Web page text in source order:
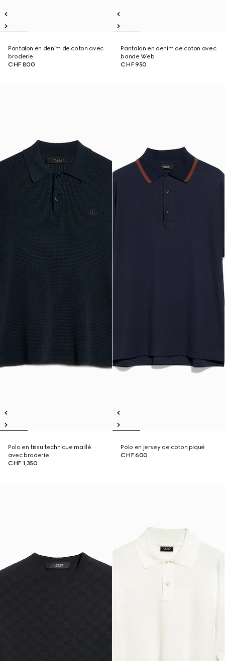
Pantalon en denim de coton avec
broderie
CHF 800
Pantalon en denim de coton avec
bande Web
CHF 950
Polo en tissu technique maillé
avec broderie
CHF 1,350
Polo en jersey de coton piqué
CHF 600